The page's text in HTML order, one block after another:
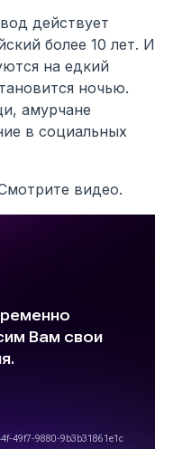
действует
более 10 лет. И
на едкий
ночью.
амурчане
в социальных
видео.